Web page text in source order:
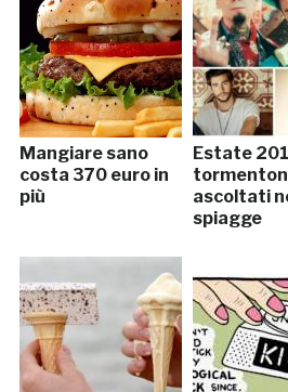
Mangiare sano
costa 370 euro in
più
Estate
ascoltati
spiagge